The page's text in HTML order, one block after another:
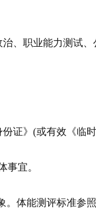
职业能力测试
》(或有效《临时
宜。
能测评标准参